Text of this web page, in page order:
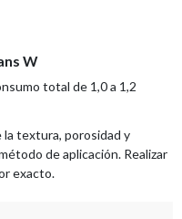
W
total de 1,0 a 1,2
la textura, porosidad y
de aplicación. Realizar
exacto.